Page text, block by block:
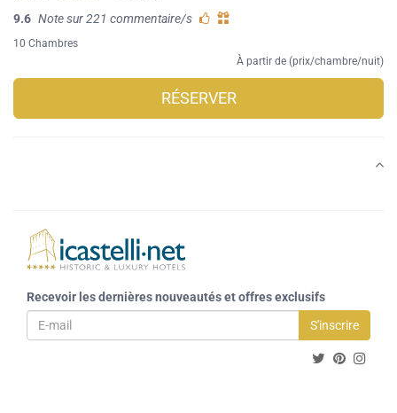
9.6 Note sur 221 commentaire/s
10 Chambres
À partir de (prix/chambre/nuit)
RÉSERVER
Recevoir les dernières nouveautés et offres exclusifs
S'inscrire